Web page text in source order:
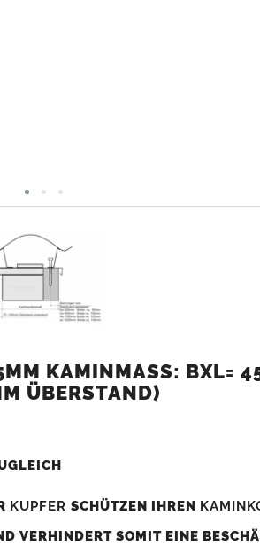
KAMINMASS: BXL=
ÜBERSTAND)
KUPFER SCHÜTZEN IHREN
VERHINDERT SOMIT EINE